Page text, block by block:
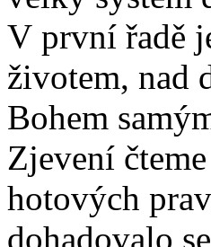
V první řadě
životem, nad
Bohem
Zjevení
hotových
dohadovalo